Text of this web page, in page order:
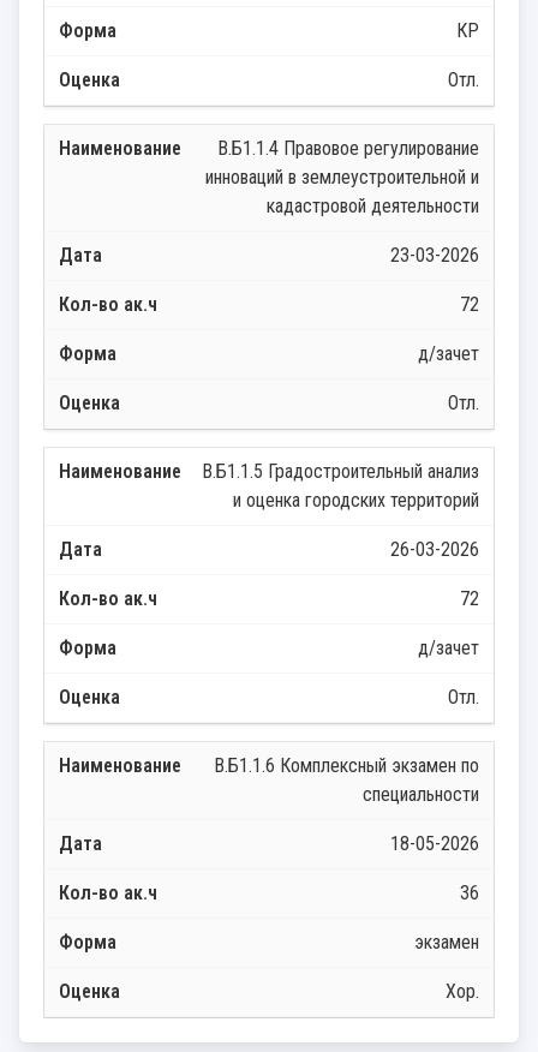
КР
Отл.
В.Б1.1.4 Правовое регулирование
инноваций в землеустроительной и
кадастровой деятельности
23-03-2026
72
д/зачет
Отл.
В.Б1.1.5 Градостроительный анализ
и оценка городских территорий
26-03-2026
72
д/зачет
Отл.
В.Б1.1.6 Комплексный экзамен по
специальности
18-05-2026
36
экзамен
Хор.